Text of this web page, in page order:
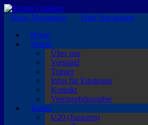
EISKALTE LEIDENSCHAFT
Show Navigation
Hide Navigation
Home
Verein
Über uns
Vorstand
Trainer
Infos für Einsteiger
Kontakt
Vereinsphilosophie
Teams
U20 (Junioren)